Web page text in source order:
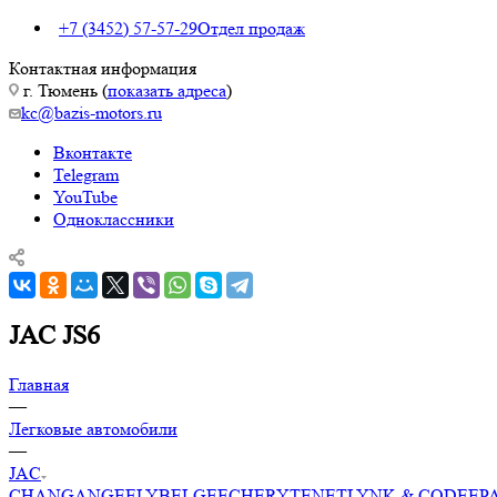
+7 (3452) 57-57-29Отдел продаж
Контактная информация
г. Тюмень (показать адреса)
kc@bazis-motors.ru
Вконтакте
Telegram
YouTube
Одноклассники
JAC JS6
Главная
—
Легковые автомобили
—
JAC